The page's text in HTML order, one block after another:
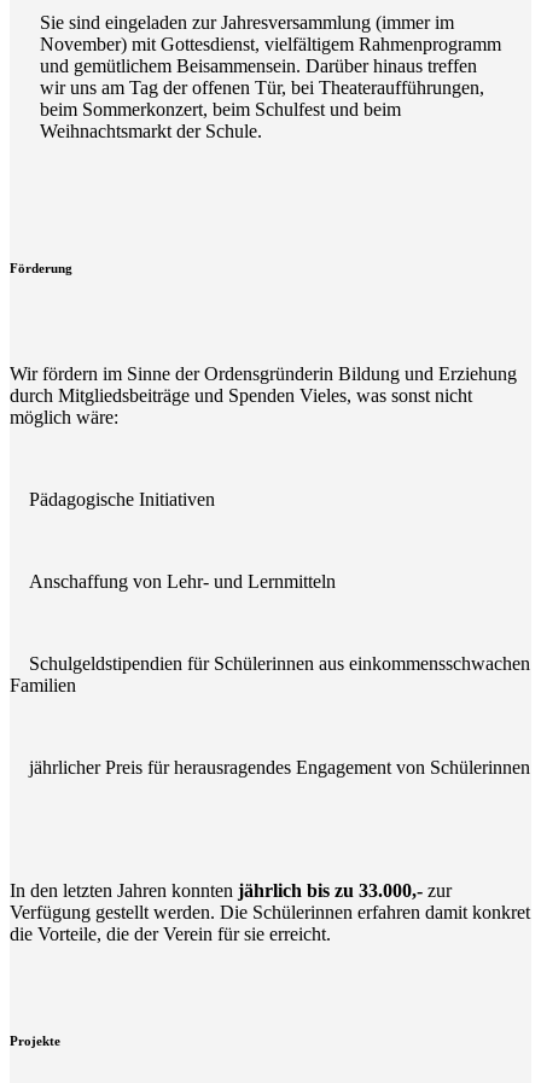
Sie sind eingeladen zur Jahresversammlung (immer im
November) mit Gottesdienst, vielfältigem Rahmenprogramm
und gemütlichem Beisammensein. Darüber hinaus treffen
wir uns am Tag der offenen Tür, bei Theateraufführungen,
beim Sommerkonzert, beim Schulfest und beim
Weihnachtsmarkt der Schule.
Förderung
Wir fördern im Sinne der Ordensgründerin Bildung und Erziehung
durch Mitgliedsbeiträge und Spenden Vieles, was sonst nicht
möglich wäre:
Pädagogische Initiativen
Anschaffung von Lehr- und Lernmitteln
Schulgeldstipendien für Schülerinnen aus einkommensschwachen
Familien
jährlicher Preis für herausragendes Engagement von Schülerinnen
In den letzten Jahren konnten jährlich bis zu 33.000,- zur
Verfügung gestellt werden. Die Schülerinnen erfahren damit konkret
die Vorteile, die der Verein für sie erreicht.
Projekte